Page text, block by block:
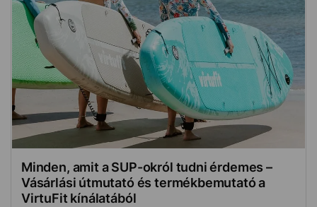
Minden, amit a SUP-okról tudni érdemes –
Vásárlási útmutató és termékbemutató a
VirtuFit kínálatából